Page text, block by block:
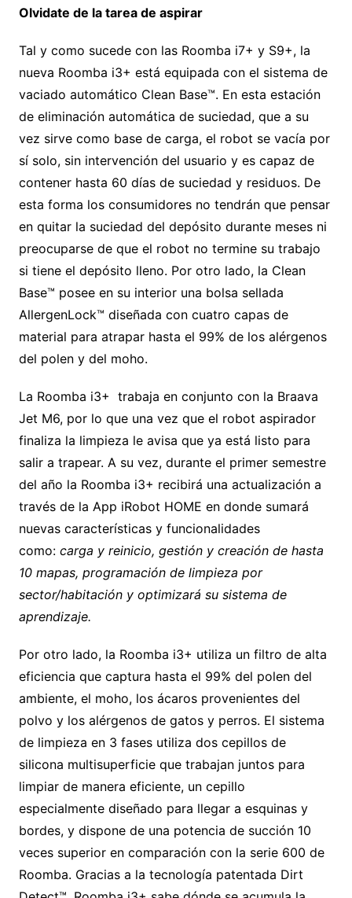
Olvidate de la tarea de aspirar
Tal y como sucede con las Roomba i7+ y S9+, la
nueva Roomba i3+ está equipada con el sistema de
vaciado automático Clean Base™. En esta estación
de eliminación automática de suciedad, que a su
vez sirve como base de carga, el robot se vacía por
sí solo, sin intervención del usuario y es capaz de
contener hasta 60 días de suciedad y residuos. De
esta forma los consumidores no tendrán que pensar
en quitar la suciedad del depósito durante meses ni
preocuparse de que el robot no termine su trabajo
si tiene el depósito lleno. Por otro lado, la Clean
Base™ posee en su interior una bolsa sellada
AllergenLock™ diseñada con cuatro capas de
material para atrapar hasta el 99% de los alérgenos
del polen y del moho.
La Roomba i3+ trabaja en conjunto con la Braava
Jet M6, por lo que una vez que el robot aspirador
finaliza la limpieza le avisa que ya está listo para
salir a trapear. A su vez, durante el primer semestre
del año la Roomba i3+ recibirá una actualización a
través de la App iRobot HOME en donde sumará
nuevas características y funcionalidades
como: carga y reinicio, gestión y creación de hasta
10 mapas, programación de limpieza por
sector/habitación y optimizará su sistema de
aprendizaje.
Por otro lado, la Roomba i3+ utiliza un filtro de alta
eficiencia que captura hasta el 99% del polen del
ambiente, el moho, los ácaros provenientes del
polvo y los alérgenos de gatos y perros. El sistema
de limpieza en 3 fases utiliza dos cepillos de
silicona multisuperficie que trabajan juntos para
limpiar de manera eficiente, un cepillo
especialmente diseñado para llegar a esquinas y
bordes, y dispone de una potencia de succión 10
veces superior en comparación con la serie 600 de
Roomba. Gracias a la tecnología patentada Dirt